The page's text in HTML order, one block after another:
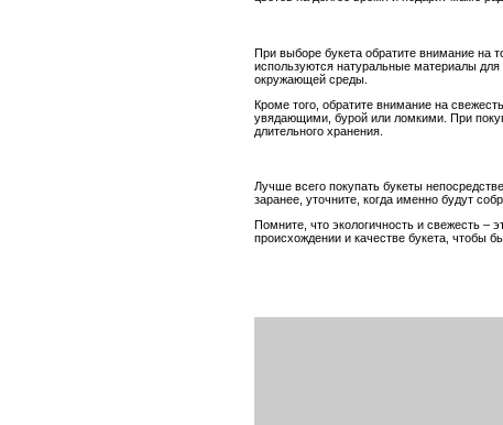
При выборе букета обратите внимание на
используются натуральные материалы для
окружающей среды.
Кроме того, обратите внимание на
увядающими, бурой или ломкими. При
длительного хранения.
Лучше всего покупать букеты
заранее, уточните, когда именно будут
Помните, что экологичность и свежесть –
происхождении и качестве букета, чтобы